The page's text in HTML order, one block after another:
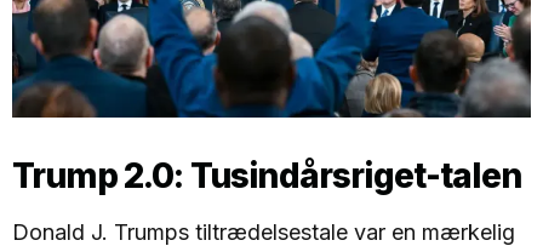
Trump 2.0: Tusindårsriget-talen
Donald J. Trumps tiltrædelsestale var en mærkelig